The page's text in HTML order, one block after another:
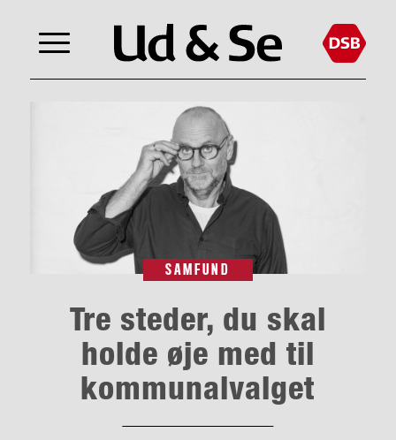
SAMFUND
Tre steder, du skal
holde øje med til
kommunalvalget